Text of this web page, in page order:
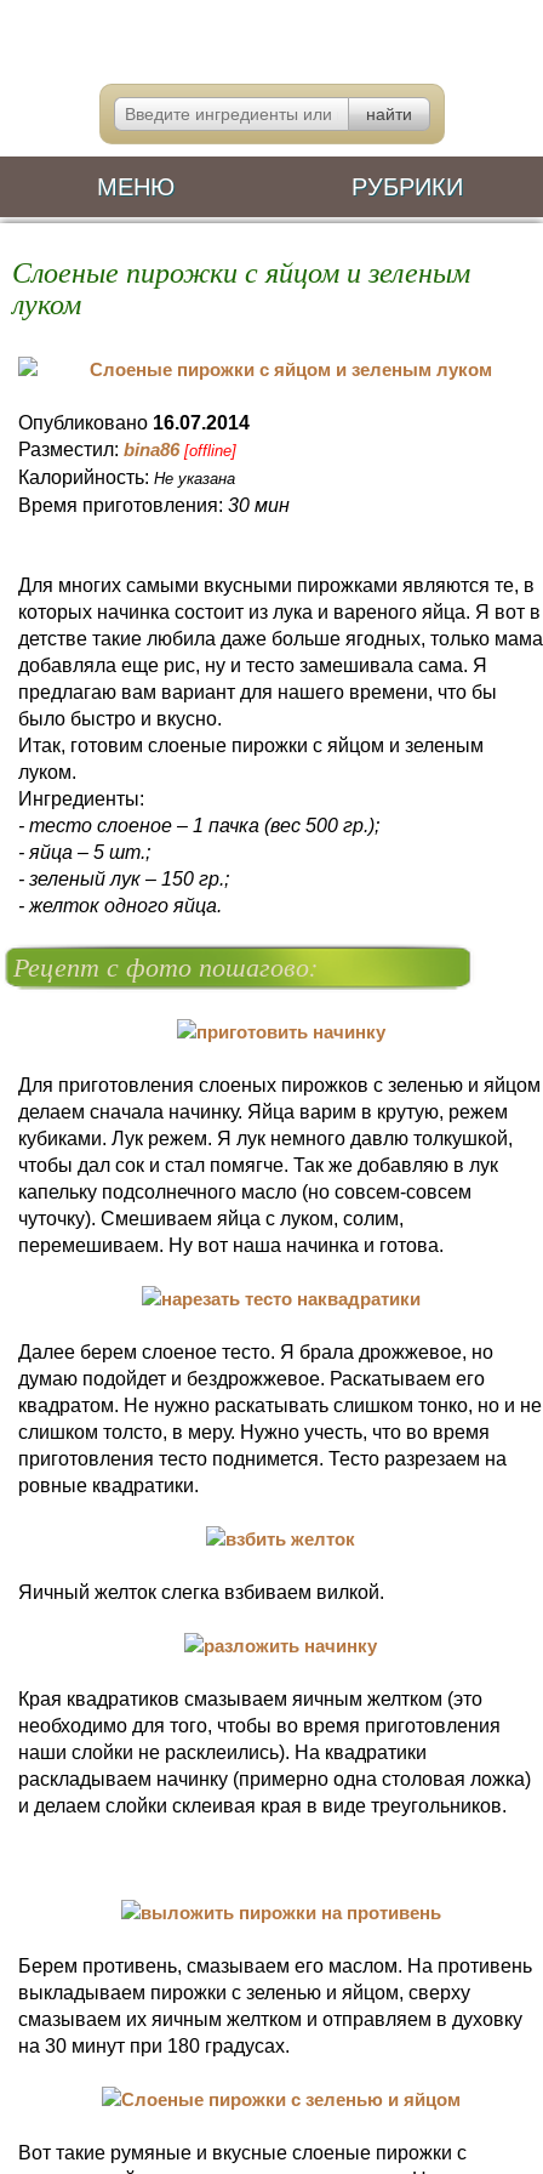
МЕНЮ РУБРИКИ
Слоеные пирожки с яйцом и зеленым
луком
Опубликовано 16.07.2014
Разместил: bina86 [offline]
Калорийность: Не указана
Время приготовления: 30 мин
Для многих самыми вкусными пирожками являются те, в
которых начинка состоит из лука и вареного яйца. Я вот в
детстве такие любила даже больше ягодных, только мама
добавляла еще рис, ну и тесто замешивала сама. Я
предлагаю вам вариант для нашего времени, что бы
было быстро и вкусно.
Итак, готовим слоеные пирожки с яйцом и зеленым
луком.
Ингредиенты:
- тесто слоеное – 1 пачка (вес 500 гр.);
- яйца – 5 шт.;
- зеленый лук – 150 гр.;
- желток одного яйца.
Рецепт с фото пошагово:
Для приготовления слоеных пирожков с зеленью и яйцом
делаем сначала начинку. Яйца варим в крутую, режем
кубиками. Лук режем. Я лук немного давлю толкушкой,
чтобы дал сок и стал помягче. Так же добавляю в лук
капельку подсолнечного масло (но совсем-совсем
чуточку). Смешиваем яйца с луком, солим,
перемешиваем. Ну вот наша начинка и готова.
Далее берем слоеное тесто. Я брала дрожжевое, но
думаю подойдет и бездрожжевое. Раскатываем его
квадратом. Не нужно раскатывать слишком тонко, но и не
слишком толсто, в меру. Нужно учесть, что во время
приготовления тесто поднимется. Тесто разрезаем на
ровные квадратики.
Яичный желток слегка взбиваем вилкой.
Края квадратиков смазываем яичным желтком (это
необходимо для того, чтобы во время приготовления
наши слойки не расклеились). На квадратики
раскладываем начинку (примерно одна столовая ложка)
и делаем слойки склеивая края в виде треугольников.
Берем противень, смазываем его маслом. На противень
выкладываем пирожки с зеленью и яйцом, сверху
смазываем их яичным желтком и отправляем в духовку
на 30 минут при 180 градусах.
Вот такие румяные и вкусные слоеные пирожки с